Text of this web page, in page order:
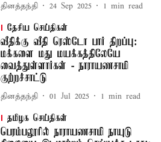
தினத்தந்தி 24 Sep 2025 1 min read
தேசிய செய்திகள்
வீதிக்கு வீதி ரெஸ்டோ பார் திறப்பு:
மக்களை மது மயக்கத்திலேயே
வைத்துள்ளார்கள் - நாராயணசாமி
குற்றச்சாட்டு
தினத்தந்தி 01 Jul 2025 1 min read
தமிழக செய்திகள்
பெரம்பலூரில் நாராயணசாமி நாயுடு